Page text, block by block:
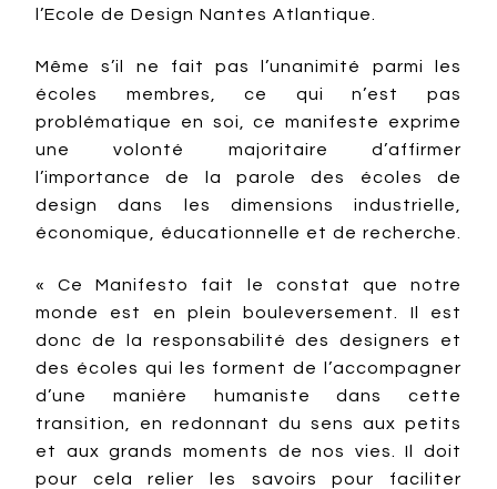
l’Ecole de Design Nantes Atlantique.
Même s’il ne fait pas l’unanimité parmi les
écoles membres, ce qui n’est pas
problématique en soi, ce manifeste exprime
une volonté majoritaire d’affirmer
l’importance de la parole des écoles de
design dans les dimensions industrielle,
économique, éducationnelle et de recherche.
« Ce Manifesto fait le constat que notre
monde est en plein bouleversement. Il est
donc de la responsabilité des designers et
des écoles qui les forment de l’accompagner
d’une manière humaniste dans cette
transition, en redonnant du sens aux petits
et aux grands moments de nos vies. Il doit
pour cela relier les savoirs pour faciliter